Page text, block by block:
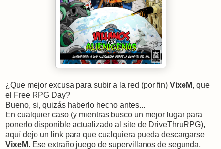
¿Que mejor excusa para subir a la red (por fin) VixeM, que
el Free RPG Day?
Bueno, si, quizás haberlo hecho antes...
En cualquier caso (y mientras busco un mejor lugar para
ponerlo disponible actualizado al site de DriveThruRPG),
aquí dejo un link para que cualquiera pueda descargarse
VixeM. Ese extraño juego de supervillanos de segunda,